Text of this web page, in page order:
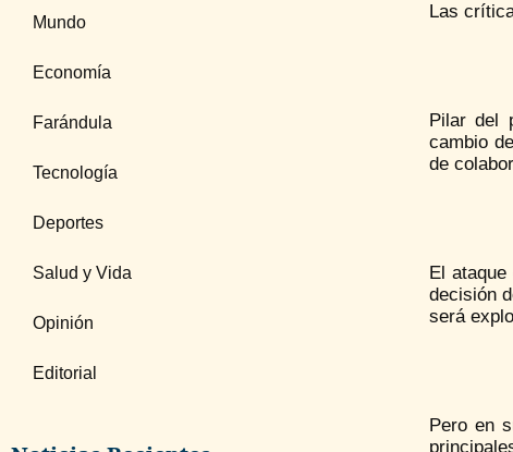
Mundo
Economía
Farándula
Tecnología
Deportes
Salud y Vida
Opinión
Editorial
Las
Pilar del
cambio
de
El
decisión
será
Pero en